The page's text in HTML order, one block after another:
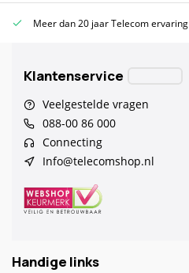
Meer dan 20 jaar Telecom ervaring
Klantenservice
Veelgestelde vragen
088-00 86 000
Connecting
Info@telecomshop.nl
Handige links